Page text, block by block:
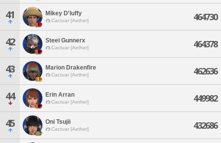
41 Mikey D'luffy
Cactuar [Aether] 464730
42 Steel Gunnerx
Cactuar [Aether] 464378
43 Marion Drakenfire
Cactuar [Aether] 462636
44 Erin Arran
Cactuar [Aether] 449982
45 Oni Tsujii
Cactuar [Aether] 432686